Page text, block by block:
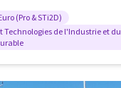
(Pro & STi2D)
Technologies de l'Industrie et du